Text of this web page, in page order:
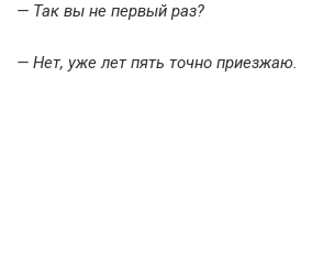
— Так вы не первый раз?
— Нет, уже лет пять точно приезжаю.